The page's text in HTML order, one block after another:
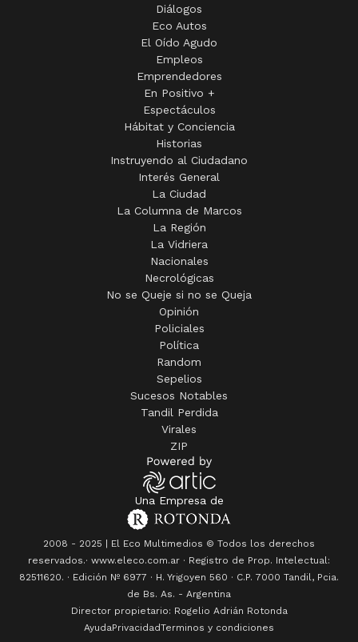
Diálogos
Eco Autos
El Oído Agudo
Empleos
Emprendedores
En Positivo +
Espectáculos
Hábitat y Conciencia
Historias
Instruyendo al Ciudadano
Interés General
La Ciudad
La Columna de Marcos
La Región
La Vidriera
Nacionales
Necrológicas
No se Queje si no se Queja
Opinión
Policiales
Política
Random
Sepelios
Sucesos Notables
Tandil Perdida
Virales
ZIP
Una Empresa de
2008 - 2025 | El Eco Multimedios © Todos los derechos
reservados.· www.eleco.com.ar · Registro de Prop. Intelectual:
82511620. · Edición Nº 6977 · H. Yrigoyen 560 · C.P. 7000 Tandil, Pcia.
de Bs. As. - Argentina
Director propietario: Rogelio Adrián Rotonda
AyudaPrivacidadTerminos y condiciones